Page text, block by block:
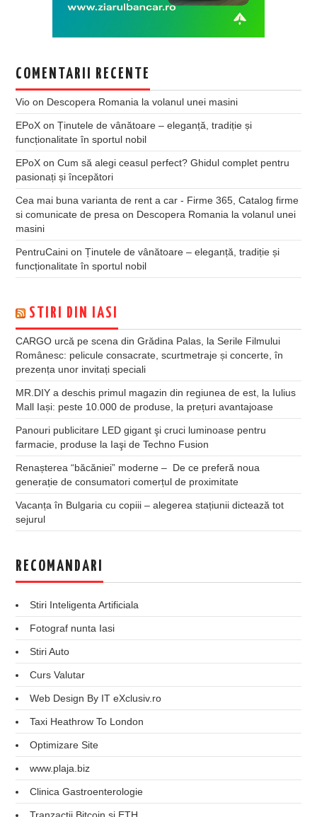
COMENTARII RECENTE
Vio on Descopera Romania la volanul unei masini
EPoX onȚinutele de vânătoare – eleganță, tradiție și
funcționalitate în sportul nobil
EPoX onCum să alegi ceasul perfect? Ghidul complet pentru
pasionați și începători
Cea mai buna varianta de rent a car - Firme 365, Catalog firme
si comunicate de presa on Descopera Romania la volanul unei
masini
PentruCaini onȚinutele de vânătoare – eleganță, tradiție și
funcționalitate în sportul nobil
STIRI DIN IASI
CARGO urcă pe scena din Grădina Palas, la Serile Filmului
Românesc: pelicule consacrate, scurtmetraje și concerte, în
prezența unor invitați speciali
MR.DIY a deschis primul magazin din regiunea de est, la Iulius
Mall Iași: peste 10.000 de produse, la prețuri avantajoase
Panouri publicitare LED gigant şi cruci luminoase pentru
farmacie, produse la Iaşi de Techno Fusion
Renașterea “băcăniei” moderne – De ce preferă noua
generație de consumatori comerțul de proximitate
Vacanța în Bulgaria cu copiii – alegerea stațiunii dictează tot
sejurul
RECOMANDARI
Stiri Inteligenta Artificiala
Fotograf nunta Iasi
Stiri Auto
Curs Valutar
Web Design By IT eXclusiv.ro
Taxi Heathrow To London
Optimizare Site
www.plaja.biz
Clinica Gastroenterologie